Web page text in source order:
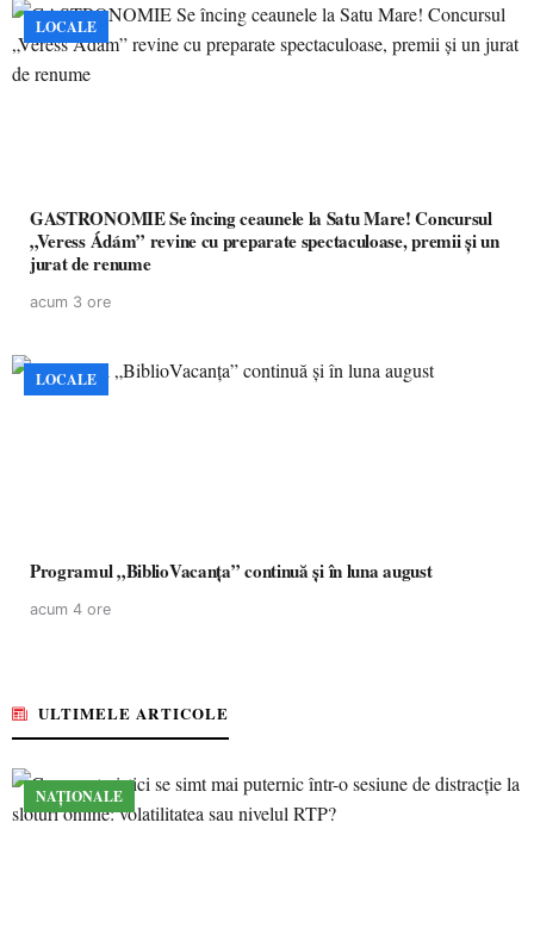
LOCALE
GASTRONOMIE Se încing ceaunele la Satu Mare! Concursul
„Veress Ádám” revine cu preparate spectaculoase, premii și un
jurat de renume
acum 3 ore
LOCALE
Programul „BiblioVacanța” continuă și în luna august
acum 4 ore
ULTIMELE ARTICOLE
NAȚIONALE